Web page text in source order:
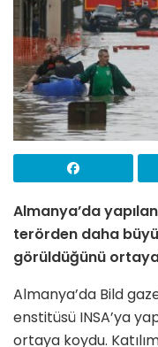
Almanya’da
terörden daha
görüldüğünü
Almanya’da Bild
enstitüsü INSA’ya
ortaya koydu.